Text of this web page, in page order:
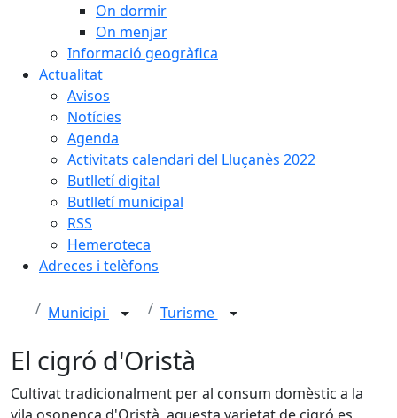
On dormir
On menjar
Informació geogràfica
Actualitat
Avisos
Notícies
Agenda
Activitats calendari del Lluçanès 2022
Butlletí digital
Butlletí municipal
RSS
Hemeroteca
Adreces i telèfons
Municipi Turisme
El cigró d'Oristà
Cultivat tradicionalment per al consum domèstic a la